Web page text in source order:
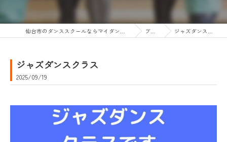
仙台市のダンススクールならマイダンスショップ ブログ ジャズダンスクラス
ジャズダンスクラス
2025/09/19